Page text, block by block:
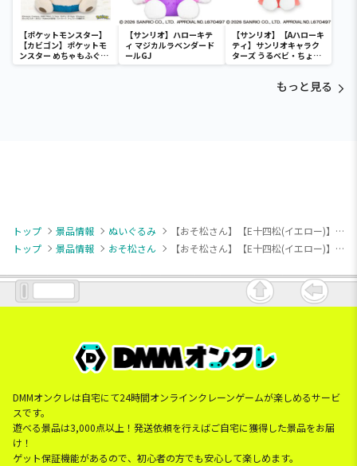
【ポケットモンスター】
【カビゴン】ポケットモ
ンスター めちゃもふぐっ
と ほっこりいやされぬい
【サンリオ】ハローキテ
ィ マジカルラベンダード
ールGJ
【サンリオ】【Aハローキ
ティ】サンリオキャラク
ターズ うるベビ・ちょい
デカドール
もっと見る
トップ 景品情報 ぬいぐるみ
【おそ松さん】【E十四松(イエロー)】おそ松さん 10th だる松ぬいぐるみ
トップ
景品情報 おそ松さん 【おそ松さん】【E十四松(イエロー)】おそ松さん 10th だる松ぬいぐるみ
DMMオンクレは自宅にて24時間オンラインクレーンゲームが楽しめるサービ
スです。
遊べる景品は3,000点以上！発送依頼を行えばご自宅に獲得した景品をお届
け！
ゲット保証機能があるので、初心者の方でも安心して楽しめます。